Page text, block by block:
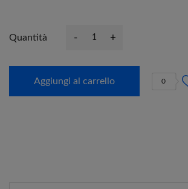
Quantità - +
Aggiungi al carrello 0